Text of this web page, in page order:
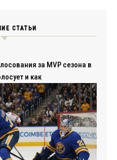
СТАТЬИ
за MVP сезона в
и как